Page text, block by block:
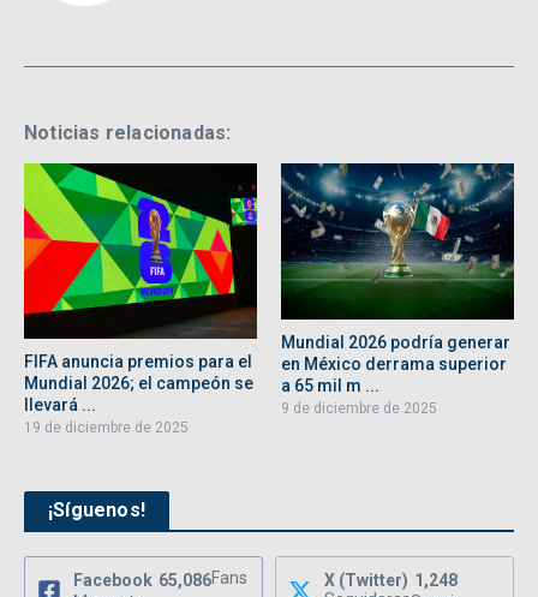
Noticias relacionadas:
FIFA anuncia premios para el
Mundial 2026; el campeón se
llevará ...
19 de diciembre de 2025
Mundial 2026 podría generar
en México derrama superior
a 65 mil m ...
9 de diciembre de 2025
¡Síguenos!
Facebook 65,086Fans
X (Twitter) 1,248